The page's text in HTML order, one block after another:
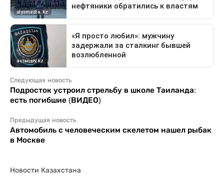
Следующая новость
Подросток устроил стрельбу в школе Таиланда:
есть погибшие (ВИДЕО)
Предыдущая новость
Автомобиль с человеческим скелетом нашел рыбак
в Москве
Новости Казахстана